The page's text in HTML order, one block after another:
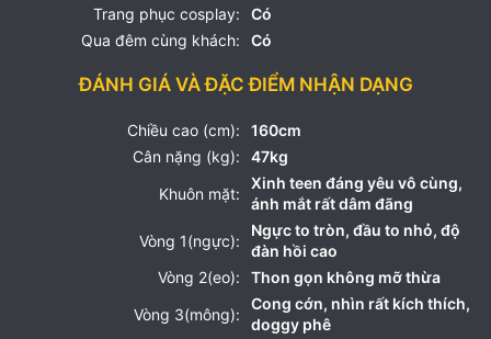
Trang phục cosplay:
Có
Qua đêm cùng khách:
Có
ĐÁNH GIÁ VÀ ĐẶC ĐIỂM NHẬN DẠNG
Chiều cao (cm):
160cm
Cân nặng (kg):
47kg
Khuôn mặt:
Xinh teen đáng yêu vô cùng,
ánh mắt rất dâm đãng
Vòng 1(ngực):
Ngực to tròn, đầu to nhỏ, độ
đàn hồi cao
Vòng 2(eo):
Thon gọn không mỡ thừa
Vòng 3(mông):
Cong cớn, nhìn rất kích thích,
doggy phê